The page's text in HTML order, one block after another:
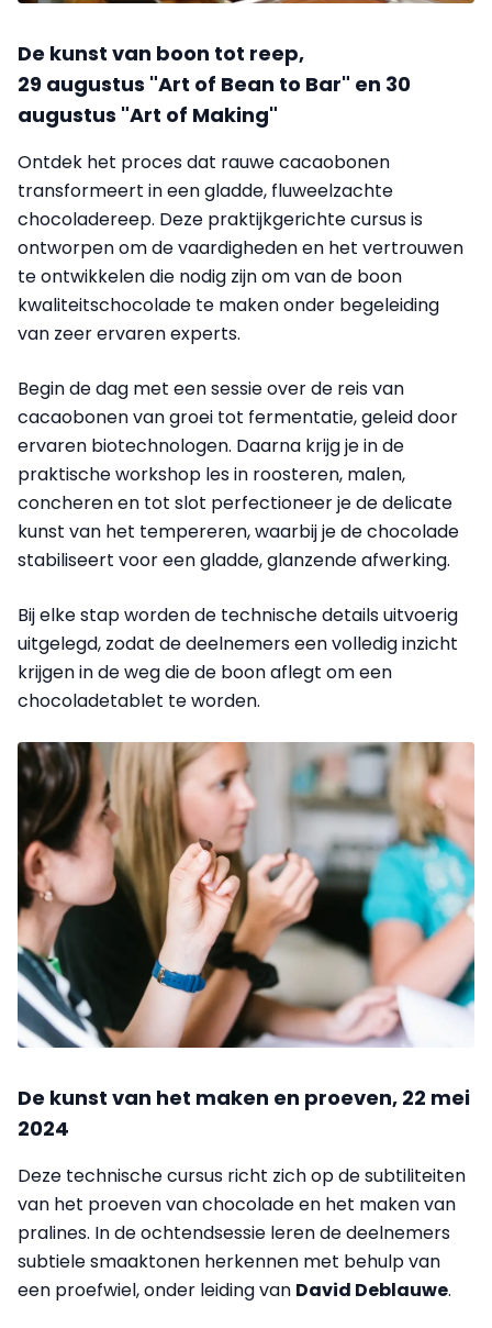
De kunst van boon tot reep,
29 augustus "Art of Bean to Bar" en 30
augustus "Art of Making"
Ontdek het proces dat rauwe cacaobonen
transformeert in een gladde, fluweelzachte
chocoladereep. Deze praktijkgerichte cursus is
ontworpen om de vaardigheden en het vertrouwen
te ontwikkelen die nodig zijn om van de boon
kwaliteitschocolade te maken onder begeleiding
van zeer ervaren experts.
Begin de dag met een sessie over de reis van
cacaobonen van groei tot fermentatie, geleid door
ervaren biotechnologen. Daarna krijg je in de
praktische workshop les in roosteren, malen,
concheren en tot slot perfectioneer je de delicate
kunst van het tempereren, waarbij je de chocolade
stabiliseert voor een gladde, glanzende afwerking.
Bij elke stap worden de technische details uitvoerig
uitgelegd, zodat de deelnemers een volledig inzicht
krijgen in de weg die de boon aflegt om een
chocoladetablet te worden.
De kunst van het maken en proeven, 22 mei
2024
Deze technische cursus richt zich op de subtiliteiten
van het proeven van chocolade en het maken van
pralines. In de ochtendsessie leren de deelnemers
subtiele smaaktonen herkennen met behulp van
een proefwiel, onder leiding van David Deblauwe.